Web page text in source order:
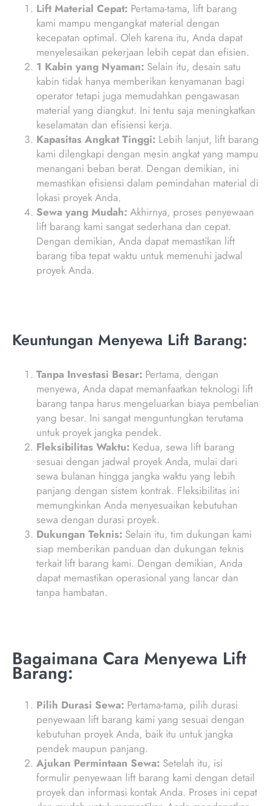
Lift Material Cepat: Pertama-tama, lift barang
kami mampu mengangkat material dengan
kecepatan optimal. Oleh karena itu, Anda dapat
menyelesaikan pekerjaan lebih cepat dan efisien.
1 Kabin yang Nyaman: Selain itu, desain satu
kabin tidak hanya memberikan kenyamanan bagi
operator tetapi juga memudahkan pengawasan
material yang diangkut. Ini tentu saja meningkatkan
keselamatan dan efisiensi kerja.
Kapasitas Angkat Tinggi: Lebih lanjut, lift barang
kami dilengkapi dengan mesin angkat yang mampu
menangani beban berat. Dengan demikian, ini
memastikan efisiensi dalam pemindahan material di
lokasi proyek Anda.
Sewa yang Mudah: Akhirnya, proses penyewaan
lift barang kami sangat sederhana dan cepat.
Dengan demikian, Anda dapat memastikan lift
barang tiba tepat waktu untuk memenuhi jadwal
proyek Anda.
Keuntungan Menyewa Lift Barang:
Tanpa Investasi Besar: Pertama, dengan
menyewa, Anda dapat memanfaatkan teknologi lift
barang tanpa harus mengeluarkan biaya pembelian
yang besar. Ini sangat menguntungkan terutama
untuk proyek jangka pendek.
Fleksibilitas Waktu: Kedua, sewa lift barang
sesuai dengan jadwal proyek Anda, mulai dari
sewa bulanan hingga jangka waktu yang lebih
panjang dengan sistem kontrak. Fleksibilitas ini
memungkinkan Anda menyesuaikan kebutuhan
sewa dengan durasi proyek.
Dukungan Teknis: Selain itu, tim dukungan kami
siap memberikan panduan dan dukungan teknis
terkait lift barang kami. Dengan demikian, Anda
dapat memastikan operasional yang lancar dan
tanpa hambatan.
Bagaimana Cara Menyewa Lift
Barang:
Pilih Durasi Sewa: Pertama-tama, pilih durasi
penyewaan lift barang kami yang sesuai dengan
kebutuhan proyek Anda, baik itu untuk jangka
pendek maupun panjang.
Ajukan Permintaan Sewa: Setelah itu, isi
formulir penyewaan lift barang kami dengan detail
proyek dan informasi kontak Anda. Proses ini cepat